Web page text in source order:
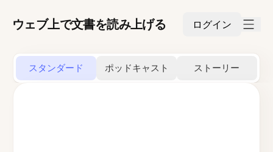
ウェブ上で文書を読み上げる ログイン
スタンダード ポッドキャスト ストーリー